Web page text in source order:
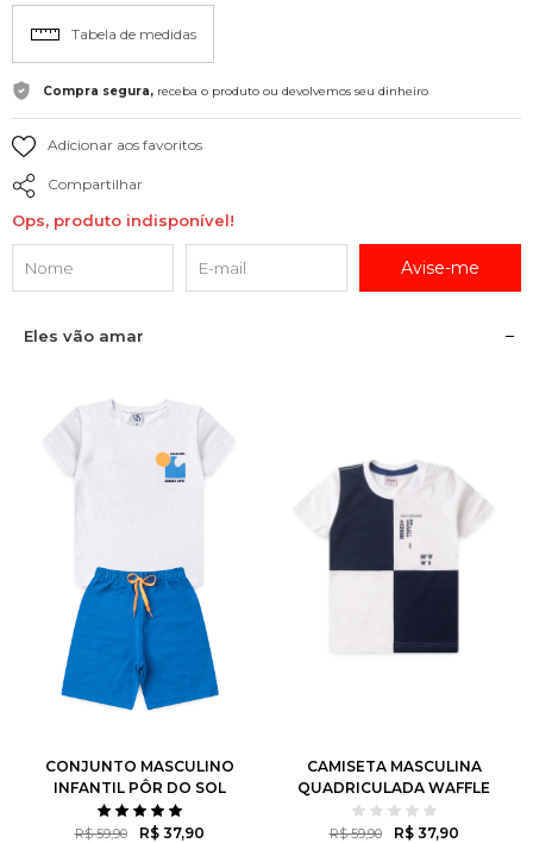
Tabela de medidas
Compra segura, receba o produto ou devolvemos seu dinheiro
Adicionar aos favoritos
Compartilhar
Ops, produto indisponível!
Avise-me
Eles vão amar
3
10
CONJUNTO MASCULINO
INFANTIL PÔR DO SOL
CALIFORNIANO
R$ 59,90 R$ 37,90
CAMISETA MASCULINA
QUADRICULADA WAFFLE
R$ 59,90 R$ 37,90